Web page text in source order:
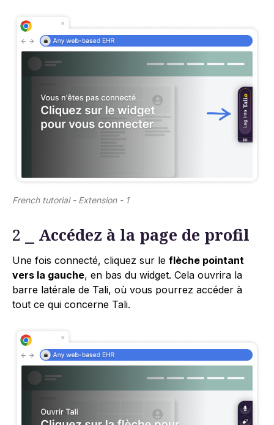
French tutorial - Extension - 1
2 ⎯ Accédez à la page de profil
Une fois connecté, cliquez sur le flèche pointant
vers la gauche, en bas du widget. Cela ouvrira la
barre latérale de Tali, où vous pourrez accéder à
tout ce qui concerne Tali.